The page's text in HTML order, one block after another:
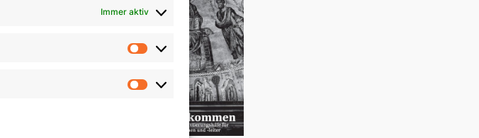
Immer aktiv
Vorlieben
Statistiken